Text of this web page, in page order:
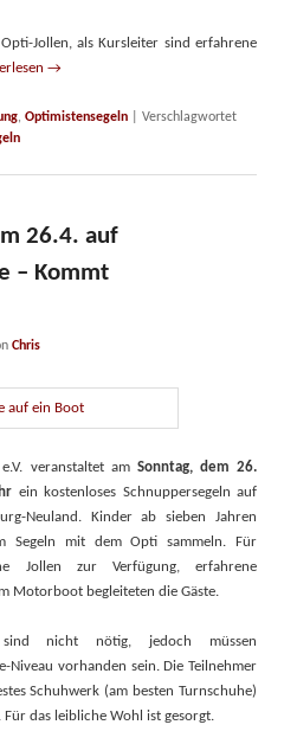
Jollen, als Kursleiter sind erfahrene
→
,Optimistensegeln |Verschlagwortet
26.4. auf
– Kommt
Chris
veranstaltet am Sonntag, dem 26.
ein kostenloses Schnuppersegeln auf
Neuland. Kinder ab sieben Jahren
Segeln mit dem Opti sammeln. Für
Jollen zur Verfügung, erfahrene
Motorboot begleiteten die Gäste.
sind nicht nötig, jedoch müssen
Niveau vorhanden sein. Die Teilnehmer
Schuhwerk (am besten Turnschuhe)
das leibliche Wohl ist gesorgt.